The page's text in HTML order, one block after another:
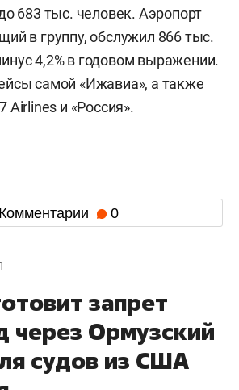
683 тыс. человек. Аэропорт
в группу, обслужил 866 тыс.
4,2% в годовом выражении.
самой «Ижавиа», а также
Airlines и «Россия».
Комментарии 0
запрет
через Ормузский
судов из США